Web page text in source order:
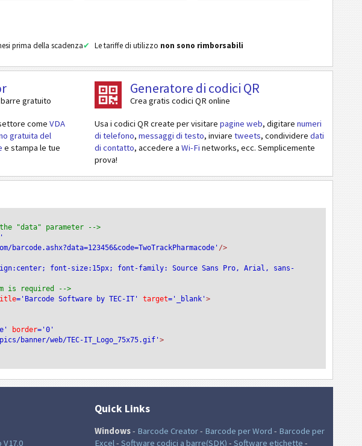
prima della scadenza Le tariffe di utilizzo non sono rimborsabili
gratuito
come VDA
gratuita del
e stampa le tue
Generatore di codici QR
Crea gratis codici QR online
Usa i codici QR create per visitare pagine web, digitare numeri
di telefono, messaggi di testo, inviare tweets, condividere dati
di contatto, accedere a Wi-Fi networks, ecc. Semplicemente
prova!
"data" parameter -->
/>
font-size:15px; font-family: Source Sans Pro, Arial, sans-
is required -->
='Barcode Software by TEC-IT' target='_blank'>
border='0'
banner/web/TEC-IT_Logo_75x75.gif'>
Quick Links
Windows- Barcode Creator- Barcode per Word - Barcode per
Excel- Software codici a barre(SDK) - Software etichette -